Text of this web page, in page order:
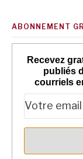
ABONNEMENT
Recevez
publiés
courriels